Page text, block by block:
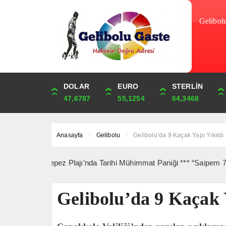
DOLAR
47,6787
EURO
55,1254
STERLİN
64,3468
ONS
4,341,81
ALTIN
6,660,55
ÇEYREK
10,889,99
Anasayfa Gelibolu Gelibolu’da 9 Kaçak Yapı Yıkıldı
Kepez Plajı’nda Tarihi Mühimmat Paniği *** “Saipem 7000”
Gelibolu’da 9 Kaçak